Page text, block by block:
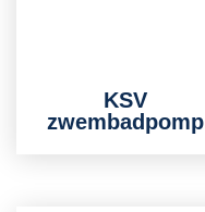
KSV
zwembadpomp